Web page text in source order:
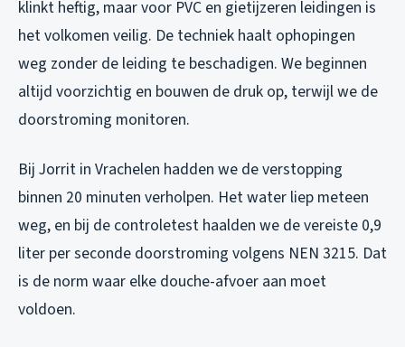
klinkt heftig, maar voor PVC en gietijzeren leidingen is
het volkomen veilig. De techniek haalt ophopingen
weg zonder de leiding te beschadigen. We beginnen
altijd voorzichtig en bouwen de druk op, terwijl we de
doorstroming monitoren.
Bij Jorrit in Vrachelen hadden we de verstopping
binnen 20 minuten verholpen. Het water liep meteen
weg, en bij de controletest haalden we de vereiste 0,9
liter per seconde doorstroming volgens NEN 3215. Dat
is de norm waar elke douche-afvoer aan moet
voldoen.